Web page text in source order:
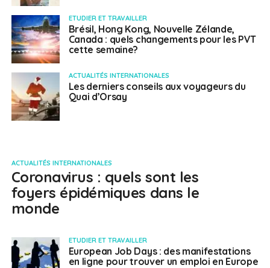
ETUDIER ET TRAVAILLER
Brésil, Hong Kong, Nouvelle Zélande,
Canada : quels changements pour les PVT
cette semaine?
ACTUALITÉS INTERNATIONALES
Les derniers conseils aux voyageurs du
Quai d’Orsay
ACTUALITÉS INTERNATIONALES
Coronavirus : quels sont les
foyers épidémiques dans le
monde
ETUDIER ET TRAVAILLER
European Job Days : des manifestations
en ligne pour trouver un emploi en Europe